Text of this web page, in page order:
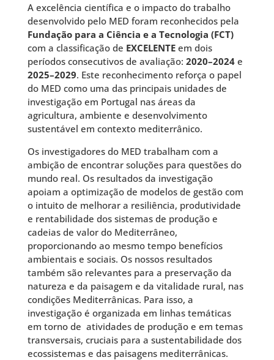
A excelência científica e o impacto do trabalho
desenvolvido pelo MED foram reconhecidos pela
Fundação para a Ciência e a Tecnologia (FCT)
com a classificação de EXCELENTEem dois
períodos consecutivos de avaliação: 2020–2024e
2025–2029. Este reconhecimento reforça o papel
do MED como uma das principais unidades de
investigação em Portugal nas áreas da
agricultura, ambiente e desenvolvimento
sustentável em contexto mediterrânico.
Os investigadores do MED trabalham com a
ambição de encontrar soluções para questões do
mundo real. Os resultados da investigação
apoiam a optimização de modelos de gestão com
o intuito de melhorar a resiliência, produtividade
e rentabilidade dos sistemas de produção e
cadeias de valor do Mediterrâneo,
proporcionando ao mesmo tempo benefícios
ambientais e sociais. Os nossos resultados
também são relevantes para a preservação da
natureza e da paisagem e da vitalidade rural, nas
condições Mediterrânicas. Para isso, a
investigação é organizada em linhas temáticas
em torno de atividades de produção e em temas
transversais, cruciais para a sustentabilidade dos
ecossistemas e das paisagens mediterrânicas.